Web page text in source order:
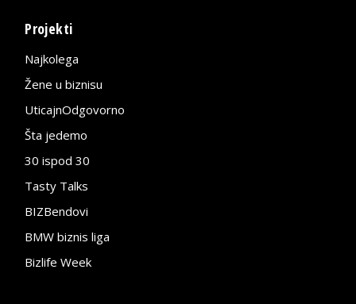
Projekti
Najkolega
Žene u biznisu
UticajnOdgovorno
Šta jedemo
30 ispod 30
Tasty Talks
BIZBendovi
BMW biznis liga
Bizlife Week